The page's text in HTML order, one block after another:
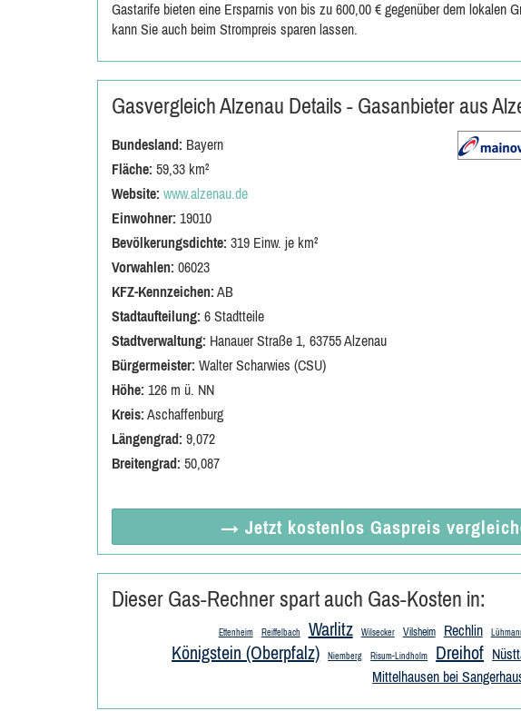
Gastarife bieten eine Ersparnis von bis zu 600,00 € gegenüber dem lokalen
kann Sie auch beim Strompreis sparen lassen.
Gasvergleich Alzenau Details - Gasanbieter aus
Bundesland: Bayern
Fläche: 59,33 km²
Website: www.alzenau.de
Einwohner: 19010
Bevölkerungsdichte: 319 Einw. je km²
Vorwahlen: 06023
KFZ-Kennzeichen: AB
Stadtaufteilung: 6 Stadtteile
Stadtverwaltung: Hanauer Straße 1, 63755 Alzenau
Bürgermeister: Walter Scharwies (CSU)
Höhe: 126 m ü. NN
Kreis: Aschaffenburg
Längengrad: 9,072
Breitengrad: 50,087
→ Jetzt kostenlos Gaspreis
Dieser Gas-Rechner spart auch Gas-Kosten in:
Ettenheim Reiffelbach Warlitz Wilsecker Vilsheim Rechlin
Königstein (Oberpfalz)
Niemberg Risum-Lindholm Dreihof
Mittelhausen bei